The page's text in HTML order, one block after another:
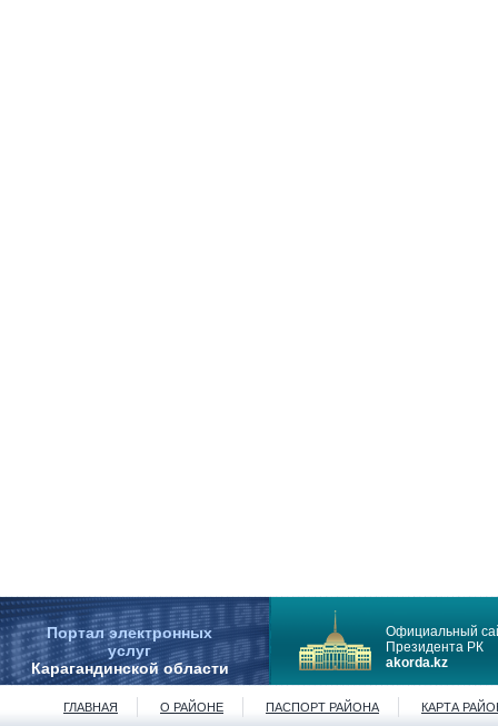
Портал электронных
услуг
Карагандинской области
Официальный
Президента РК
akorda.kz
ГЛАВНАЯ О РАЙОНЕ ПАСПОРТ РАЙОНА КАРТА